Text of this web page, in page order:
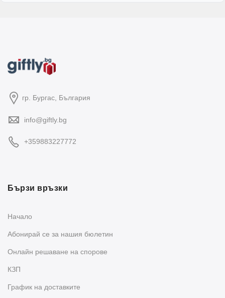
гр. Бургас, България
info@giftly.bg
+359883227772
Бързи връзки
Начало
Абонирай се за нашия бюлетин
Oнлайн решаване на спорове
КЗП
График на доставките